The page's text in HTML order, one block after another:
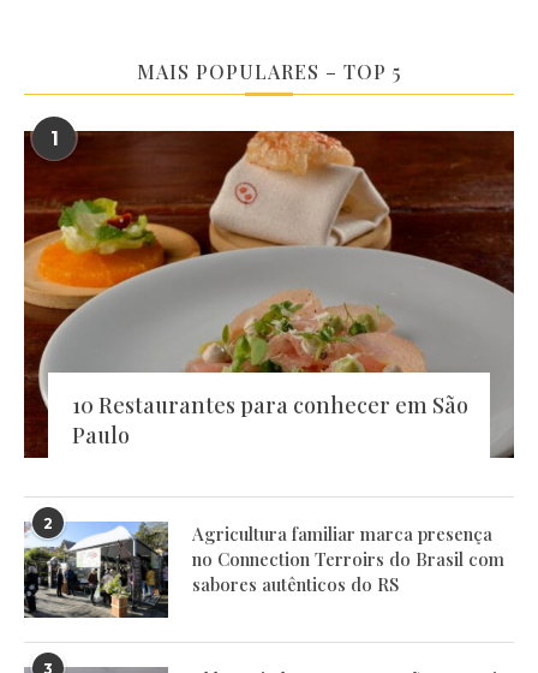
MAIS POPULARES – TOP 5
1
10 Restaurantes para conhecer em São
Paulo
2
Agricultura familiar marca presença
no Connection Terroirs do Brasil com
sabores autênticos do RS
3